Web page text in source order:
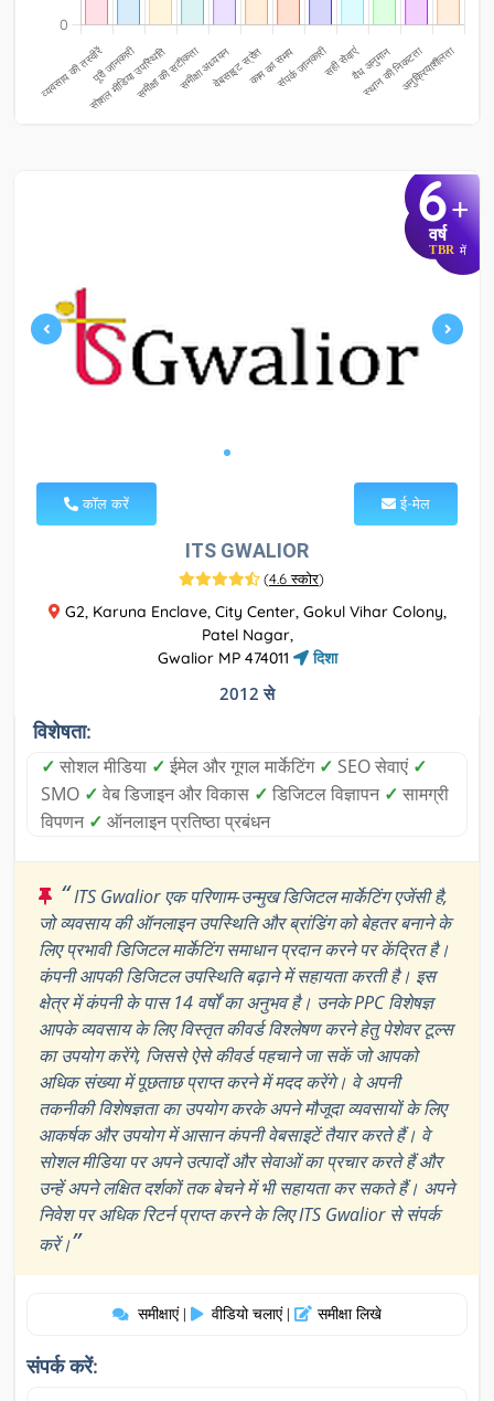
6+
वर्ष
TBR में
कॉल करें ई-मेल
ITS GWALIOR
(4.6 स्कोर)
G2, Karuna Enclave, City Center, Gokul Vihar Colony,
Patel Nagar,
Gwalior MP 474011
दिशा
2012 से
विशेषता:
✓ सोशल मीडिया ✓ ईमेल और गूगल मार्केटिंग ✓ SEO सेवाएं ✓
SMO ✓ वेब डिजाइन और विकास ✓ डिजिटल विज्ञापन ✓ सामग्री
विपणन ✓ ऑनलाइन प्रतिष्ठा प्रबंधन
“ITS Gwalior एक परिणाम-उन्मुख डिजिटल मार्केटिंग एजेंसी है,
जो व्यवसाय की ऑनलाइन उपस्थिति और ब्रांडिंग को बेहतर बनाने के
लिए प्रभावी डिजिटल मार्केटिंग समाधान प्रदान करने पर केंद्रित है।
कंपनी आपकी डिजिटल उपस्थिति बढ़ाने में सहायता करती है। इस
क्षेत्र में कंपनी के पास 14 वर्षों का अनुभव है। उनके PPC विशेषज्ञ
आपके व्यवसाय के लिए विस्तृत कीवर्ड विश्लेषण करने हेतु पेशेवर टूल्स
का उपयोग करेंगे, जिससे ऐसे कीवर्ड पहचाने जा सकें जो आपको
अधिक संख्या में पूछताछ प्राप्त करने में मदद करेंगे। वे अपनी
तकनीकी विशेषज्ञता का उपयोग करके अपने मौजूदा व्यवसायों के लिए
आकर्षक और उपयोग में आसान कंपनी वेबसाइटें तैयार करते हैं। वे
सोशल मीडिया पर अपने उत्पादों और सेवाओं का प्रचार करते हैं और
उन्हें अपने लक्षित दर्शकों तक बेचने में भी सहायता कर सकते हैं। अपने
निवेश पर अधिक रिटर्न प्राप्त करने के लिए ITS Gwalior से संपर्क
करें।”
समीक्षाएं | वीडियो चलाएं | समीक्षा लिखे
संपर्क करें: